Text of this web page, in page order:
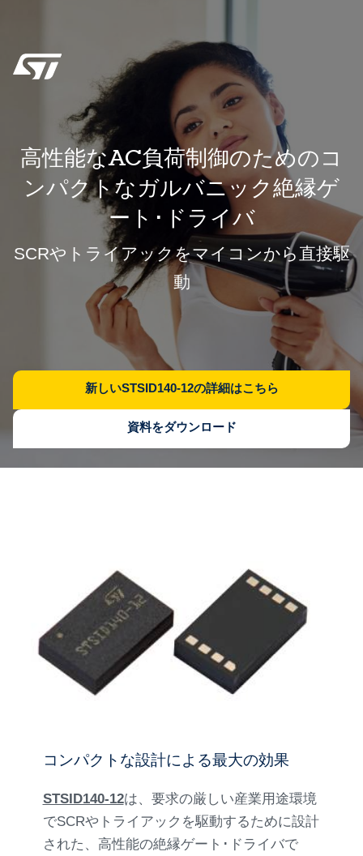
高性能なAC負荷制御のためのコ
ンパクトなガルバニック絶縁ゲ
ート･ドライバ
SCRやトライアックをマイコンから直接駆
動
新しいSTSID140-12の詳細はこちら
資料をダウンロード
コンパクトな設計による最大の効果
STSID140-12は、要求の厳しい産業用途環境
でSCRやトライアックを駆動するために設計
された、高性能の絶縁ゲート･ドライバで